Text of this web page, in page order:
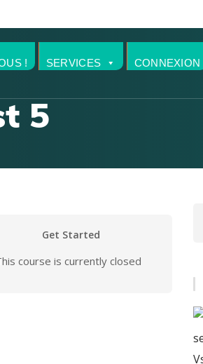
! SERVICES CONNEXION
5
Get Started
course is currently closed